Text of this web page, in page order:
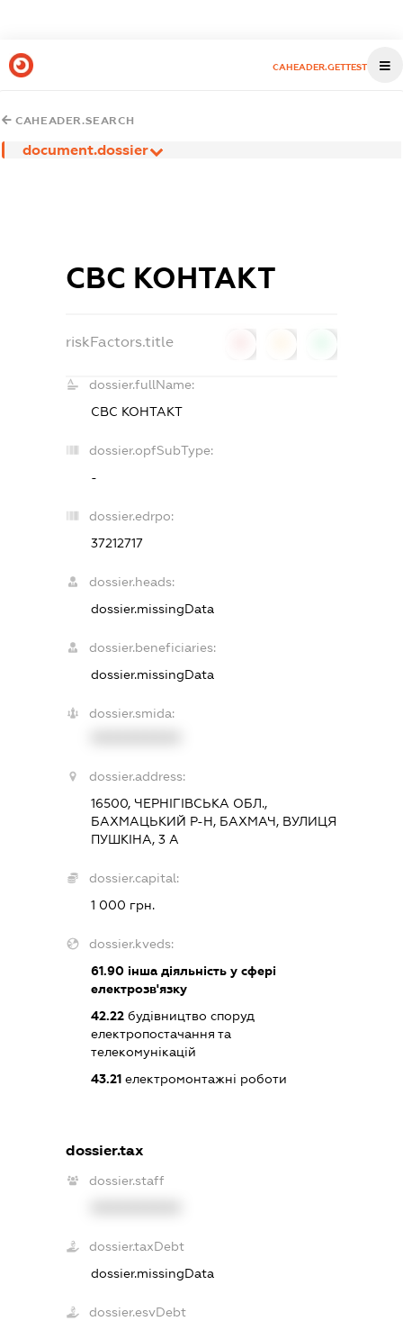
CAHEADER.GETTEST
CAHEADER.SEARCH
document.dossier
СВС КОНТАКТ
riskFactors.title
dossier.fullName:
СВС КОНТАКТ
dossier.opfSubType:
-
dossier.edrpo:
37212717
dossier.heads:
dossier.missingData
dossier.beneficiaries:
dossier.missingData
dossier.smida:
dossier.address:
16500, ЧЕРНІГІВСЬКА ОБЛ.,
БАХМАЦЬКИЙ Р-Н, БАХМАЧ, ВУЛИЦЯ
ПУШКІНА, 3 А
dossier.capital:
1 000 грн.
dossier.kveds:
61.90 інша діяльність у сфері
електрозв'язку
42.22 будівництво споруд
електропостачання та
телекомунікацій
43.21 електромонтажні роботи
dossier.tax
dossier.staff
dossier.taxDebt
dossier.missingData
dossier.esvDebt